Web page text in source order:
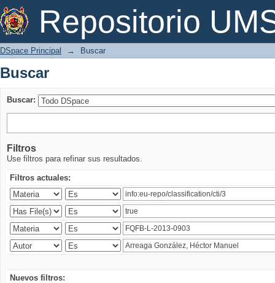
Repositorio
Buscar
DSpace Principal → Buscar
Buscar
Buscar:
Filtros
Use filtros para refinar sus resultados.
Filtros actuales:
Nuevos filtros: